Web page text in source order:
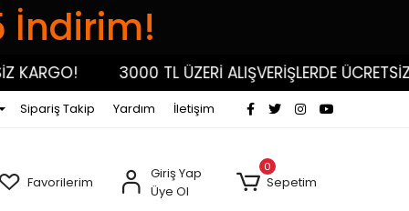
İndirim!
3000 TL ÜZERİ ALIŞVERİŞLERDE ÜCRETSİZ
Sipariş Takip Yardım İletişim
Favorilerim
Giriş Yap
Üye Ol
0
Sepetim